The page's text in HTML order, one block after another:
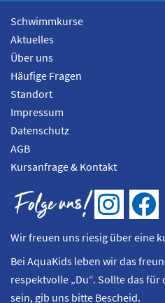
Schwimmkurse
Aktuelles
Über uns
Häufige Fragen
Standort
Impressum
Datenschutz
AGB
Kursanfrage & Kontakt
I
n
s
t
F
a
c
e
Wir freuen uns riesig über eine
Bei AquaKids leben wir das
respektvolle „Du“. Sollte das
sein, gib uns bitte Bescheid.